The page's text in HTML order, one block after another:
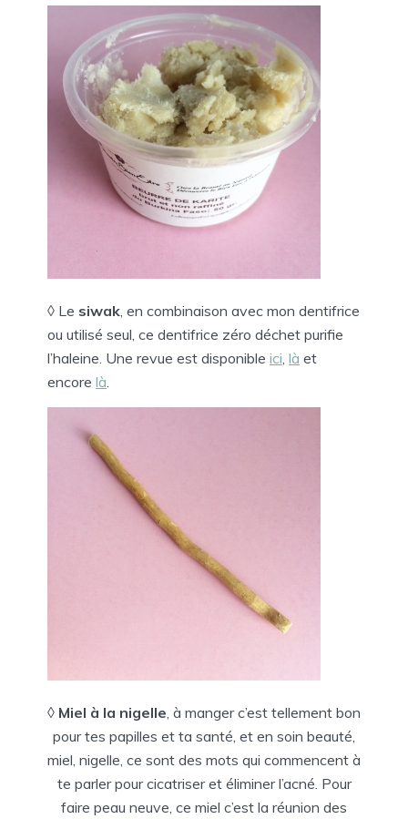
◊ Le siwak , en combinaison avec mon dentifrice
ou utilisé seul, ce dentifrice zéro déchet purifie
l’haleine. Une revue est disponible ici là et
encore là
◊ Miel à la nigelle , à manger c’est tellement bon
pour tes papilles et ta santé, et en soin beauté,
miel, nigelle, ce sont des mots qui commencent à
te parler pour cicatriser et éliminer l’acné. Pour
faire peau neuve, ce miel c’est la réunion des